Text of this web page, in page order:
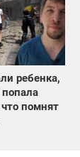
ребенка,
попала
помнят